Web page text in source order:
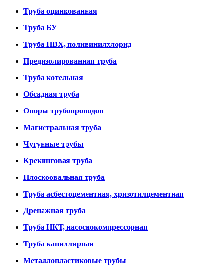
Труба оцинкованная
Труба БУ
Труба ПВХ, поливинилхлорид
Предизолированная труба
Труба котельная
Обсадная труба
Опоры трубопроводов
Магистральная труба
Чугунные трубы
Крекинговая труба
Плоскоовальная труба
Труба асбестоцементная, хризотилцементная
Дренажная труба
Труба НКТ, насоснокомпрессорная
Труба капиллярная
Металлопластиковые трубы